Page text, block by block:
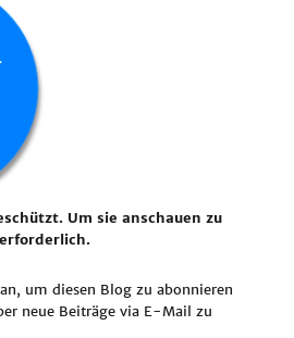
Um sie anschauen zu
um diesen Blog zu abonnieren
neue Beiträge via E-Mail zu